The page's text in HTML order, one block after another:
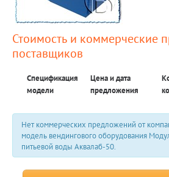
Стоимость и коммерческие
поставщиков
Спецификация
модели
Цена и дата
предложения
Нет коммерческих предложений от
модель вендингового оборудования
питьевой воды Аквалаб-50.